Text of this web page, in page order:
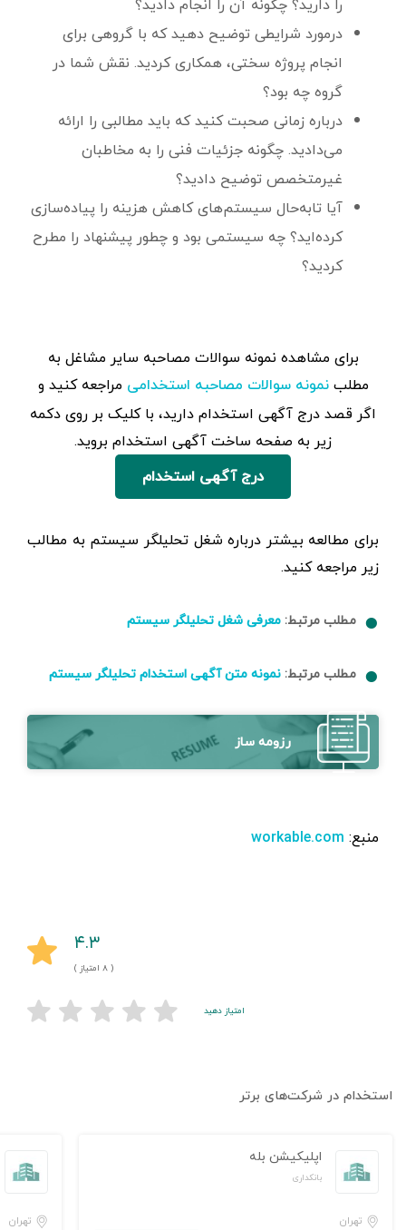
درمورد شرایطی توضیح دهید که با گروهی برای
انجام پروژه سختی، همکاری کردید. نقش شما در
گروه چه بود؟
درباره زمانی صحبت کنید که باید مطالبی را ارائه‌
می‌دادید. چگونه جزئیات فنی را به مخاطبان
غیرمتخصص توضیح ‌دادید؟
آیا تابه‌حال سیستم‌های کاهش هزینه را پیاده‌سازی
کرده‌اید؟ چه سیستمی بود و چطور پیشنهاد را مطرح
کردید؟
برای مشاهده‌ نمونه سوالات مصاحبه سایر مشاغل به
مطلبنمونه سوالات مصاحبه استخدامی مراجعه کنید و
اگر قصد درج آگهی استخدام دارید، با کلیک بر روی دکمه
زیر به صفحه ساخت آگهی استخدام بروید.
درج آگهی استخدام
برای مطالعه بیشتر درباره شغل تحلیلگر سیستم به مطالب
زیر مراجعه کنید.
مطلب مرتبط: معرفی شغل تحلیلگر سیستم
مطلب مرتبط: نمونه متن آگهی استخدام تحلیلگر سیستم
رزومه ساز
منبع: workable.com
۴.۳
( ۸ امتیاز )
امتیاز دهید
استخدام در شرکت‌های برتر
اپلیکیشن بله
بانکداری
تهران
تهران